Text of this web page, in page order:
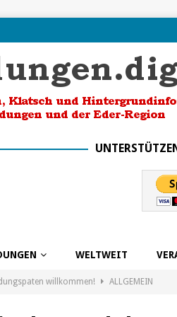
WELTWEIT
willkommen! ALLGEMEIN